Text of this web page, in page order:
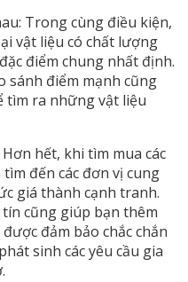
Trong cùng điều kiện,
vật liệu có chất lượng
điểm chung nhất định.
sánh điểm mạnh cũng
tìm ra những vật liệu
hết, khi tìm mua các
đến các đơn vị cung
giá thành cạnh tranh.
tín cũng giúp bạn thêm
đảm bảo chắc chắn
sinh các yêu cầu gia